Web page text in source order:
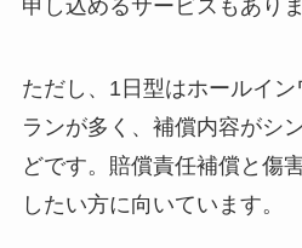
申し込めるサービスもありま
ただし、1日型はホールイ
ランが多く、補償内容がシ
どです。賠償責任補償と傷
したい方に向いています。